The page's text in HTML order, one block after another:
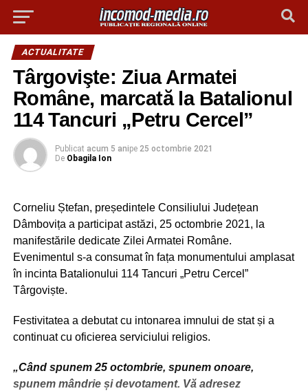
ACTUALITATE
Târgovişte: Ziua Armatei
Române, marcată la Batalionul
114 Tancuri „Petru Cercel”
Publicat acum 5 anipe 25 octombrie 2021
De Obagila Ion
Corneliu Ștefan, președintele Consiliului Județean
Dâmbovița a participat astăzi, 25 octombrie 2021, la
manifestările dedicate Zilei Armatei Române.
Evenimentul s-a consumat în fața monumentului amplasat
în incinta Batalionului 114 Tancuri „Petru Cercel”
Târgoviște.
Festivitatea a debutat cu intonarea imnului de stat și a
continuat cu oficierea serviciului religios.
„Când spunem 25 octombrie, spunem onoare,
spunem mândrie și devotament. Vă adresez